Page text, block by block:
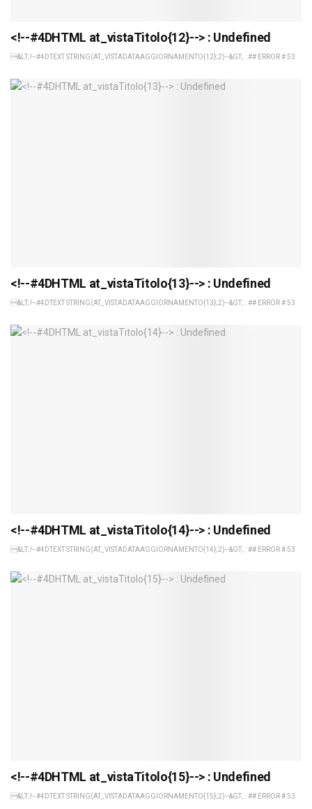
<!--#4DHTML at_vistaTitolo{12}--> : Undefined
&LT;!--#4DTEXT STRING(AT_VISTADATAAGGIORNAMENTO{12};2)--&GT; : ## ERROR # 53
<!--#4DHTML at_vistaTitolo{13}--> : Undefined
&LT;!--#4DTEXT STRING(AT_VISTADATAAGGIORNAMENTO{13};2)--&GT; : ## ERROR # 53
<!--#4DHTML at_vistaTitolo{14}--> : Undefined
&LT;!--#4DTEXT STRING(AT_VISTADATAAGGIORNAMENTO{14};2)--&GT; : ## ERROR # 53
<!--#4DHTML at_vistaTitolo{15}--> : Undefined
&LT;!--#4DTEXT STRING(AT_VISTADATAAGGIORNAMENTO{15};2)--&GT; : ## ERROR # 53